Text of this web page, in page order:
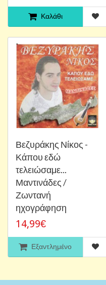
Καλάθι
Βεζυράκης Νίκος -
Κάπου εδώ
τελειώσαμε...
Μαντινάδες /
Ζωντανή
ηχογράφηση
14,99€
Εξαντλημένο